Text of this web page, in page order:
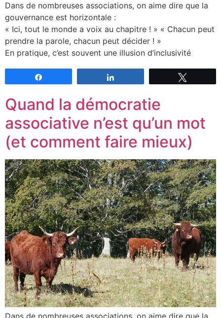
Dans de nombreuses associations, on aime dire que la
gouvernance est horizontale :
« Ici, tout le monde a voix au chapitre ! » « Chacun peut
prendre la parole, chacun peut décider ! »
En pratique, c’est souvent une illusion d’inclusivité
Quand la démocratie
associative n’est qu’un mot
(et comment faire mieux)